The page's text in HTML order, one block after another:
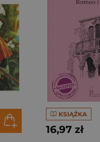
KSIĄŻKA
16,97 zł